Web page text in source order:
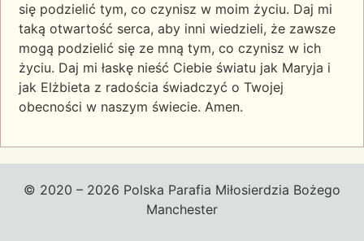
się podzielić tym, co czynisz w moim życiu. Daj mi
taką otwartość serca, aby inni wiedzieli, że zawsze
mogą podzielić się ze mną tym, co czynisz w ich
życiu. Daj mi łaskę nieść Ciebie światu jak Maryja i
jak Elżbieta z radościa świadczyć o Twojej
obecności w naszym świecie. Amen.
© 2020 – 2026 Polska Parafia Miłosierdzia Bożego
Manchester